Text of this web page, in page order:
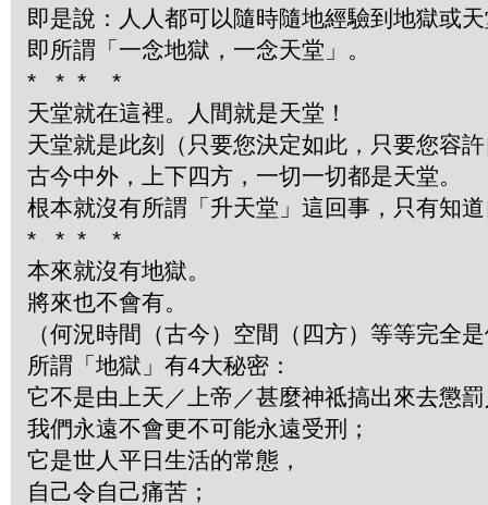
即是說：人人都可以隨時隨地經驗到地獄或
即所謂「一念地獄，一念天堂」。
*
* *
*
天堂就在這裡。人間就是天堂！
天堂就是此刻（只要您決定如此，只要您容
古今中外，上下四方，一切一切都是天堂。
根本就沒有所謂「升天堂」這回事，只有知
*
* *
*
本來就沒有地獄。
將來也不會有。
（何況時間（古今）空間（四方）等等完全
所謂「地獄」有4大秘密：
它不是由上天／上帝／甚麼神祗搞出來去懲
我們永遠不會更不可能永遠受刑；
它是世人平日生活的常態，
自己令自己痛苦；